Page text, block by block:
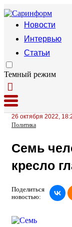
Новости
Интервью
Статьи
Темный режим
26 октября 2022,
Политика
Семь
кресло
Поделиться
новостью: